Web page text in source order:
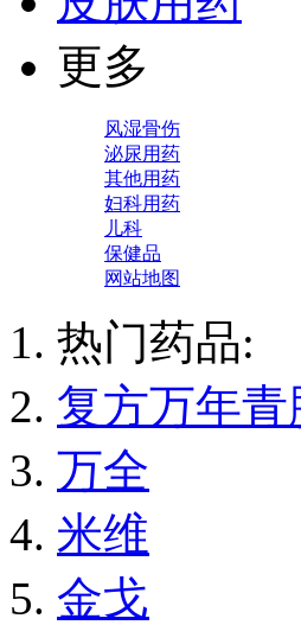
更多
风湿骨伤
泌尿用药
其他用药
妇科用药
儿科
保健品
网站地图
热门药品:
复方万年青
万全
米维
金戈